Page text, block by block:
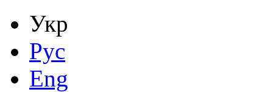
Укр
Рус
Eng